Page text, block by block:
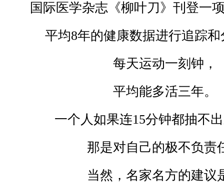
国际医学杂志《柳叶刀》刊登一
平均8年的健康数据进行追踪
每天运动一刻钟，
平均能多活三年。
一个人如果连15分钟都抽不
那是对自己的极不负责
当然，名家名方的建议